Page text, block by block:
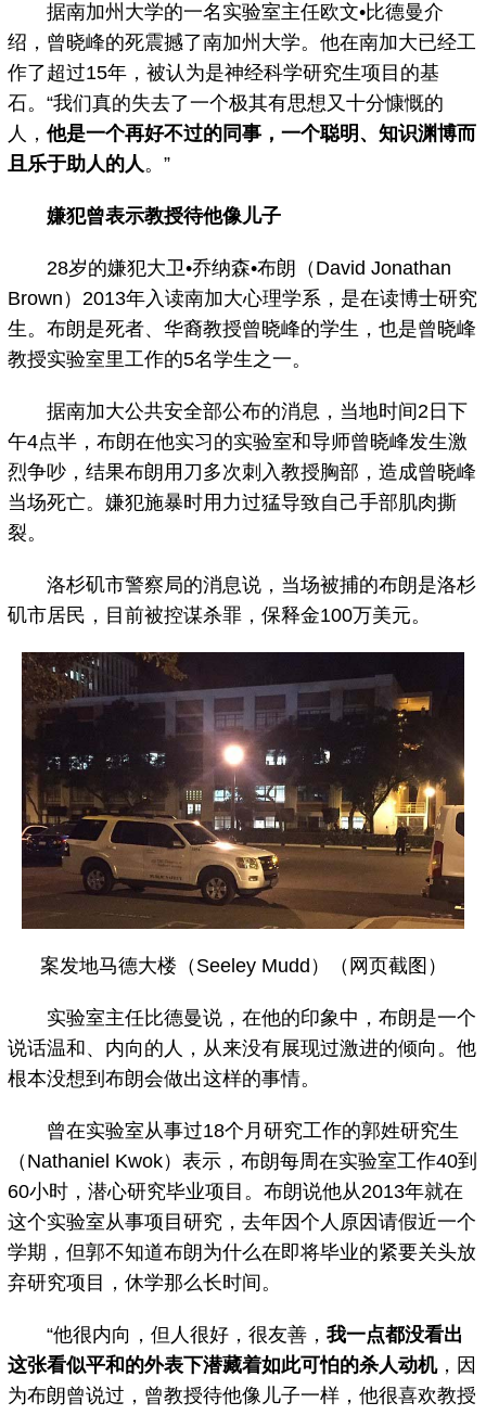
据南加州大学的一名实验室主任欧文•比德曼介
绍，曾晓峰的死震撼了南加州大学。他在南加大已经工
作了超过15年，被认为是神经科学研究生项目的基
石。“我们真的失去了一个极其有思想又十分慷慨的
人，他是一个再好不过的同事，一个聪明、知识渊博而
且乐于助人的人。”
嫌犯曾表示教授待他像儿子
28岁的嫌犯大卫•乔纳森•布朗（David Jonathan
Brown）2013年入读南加大心理学系，是在读博士研究
生。布朗是死者、华裔教授曾晓峰的学生，也是曾晓峰
教授实验室里工作的5名学生之一。
据南加大公共安全部公布的消息，当地时间2日下
午4点半，布朗在他实习的实验室和导师曾晓峰发生激
烈争吵，结果布朗用刀多次刺入教授胸部，造成曾晓峰
当场死亡。嫌犯施暴时用力过猛导致自己手部肌肉撕
裂。
洛杉矶市警察局的消息说，当场被捕的布朗是洛杉
矶市居民，目前被控谋杀罪，保释金100万美元。
案发地马德大楼（Seeley Mudd）（网页截图）
实验室主任比德曼说，在他的印象中，布朗是一个
说话温和、内向的人，从来没有展现过激进的倾向。他
根本没想到布朗会做出这样的事情。
曾在实验室从事过18个月研究工作的郭姓研究生
（Nathaniel Kwok）表示，布朗每周在实验室工作40到
60小时，潜心研究毕业项目。布朗说他从2013年就在
这个实验室从事项目研究，去年因个人原因请假近一个
学期，但郭不知道布朗为什么在即将毕业的紧要关头放
弃研究项目，休学那么长时间。
“他很内向，但人很好，很友善，我一点都没看出
这张看似平和的外表下潜藏着如此可怕的杀人动机，因
为布朗曾说过，曾教授待他像儿子一样，他很喜欢教授